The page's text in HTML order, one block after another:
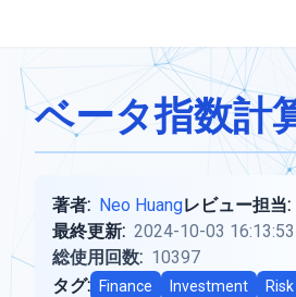
ベータ指数計
著者: Neo Huangレビュー担当:
最終更新: 2024-10-03 16:13:53
総使用回数: 10397
タグ:
Finance Investment